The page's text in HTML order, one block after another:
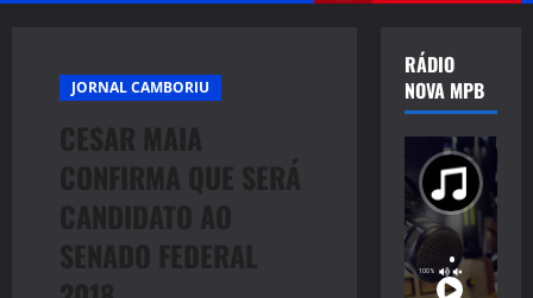
JORNAL CAMBORIU
CESAR MAIA
CONFIRMA QUE SERÁ
CANDIDATO AO
SENADO FEDERAL
RÁDIO
NOVA MPB